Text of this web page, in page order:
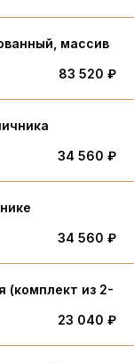
массив
83 520 ₽
34 560 ₽
34 560 ₽
(комплект из 2-
23 040 ₽